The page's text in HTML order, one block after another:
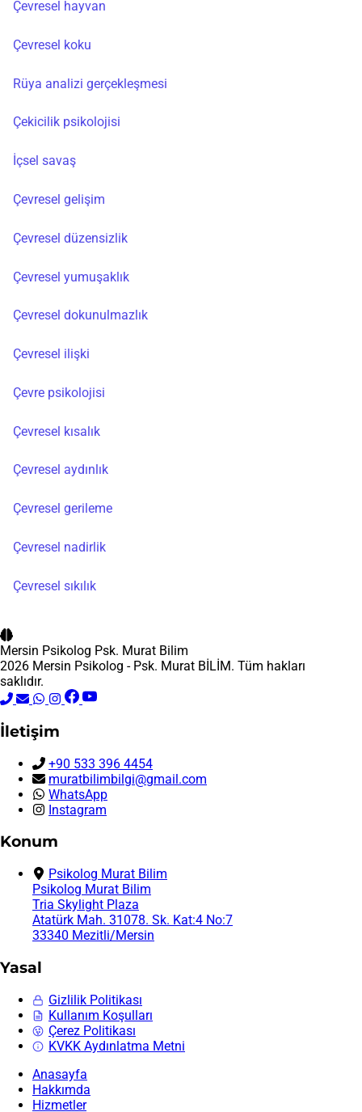
Çevresel hayvan
Çevresel koku
Rüya analizi gerçekleşmesi
Çekicilik psikolojisi
İçsel savaş
Çevresel gelişim
Çevresel düzensizlik
Çevresel yumuşaklık
Çevresel dokunulmazlık
Çevresel ilişki
Çevre psikolojisi
Çevresel kısalık
Çevresel aydınlık
Çevresel gerileme
Çevresel nadirlik
Çevresel sıkılık
Mersin Psikolog Psk. Murat Bilim
2026 Mersin Psikolog - Psk. Murat BİLİM. Tüm hakları
saklıdır.
İletişim
+90 533 396 4454
muratbilimbilgi@gmail.com
WhatsApp
Instagram
Konum
Psikolog Murat Bilim
Psikolog Murat Bilim
Tria Skylight Plaza
Atatürk Mah. 31078. Sk. Kat:4 No:7
33340 Mezitli/Mersin
Yasal
Gizlilik Politikası
Kullanım Koşulları
Çerez Politikası
KVKK Aydınlatma Metni
Anasayfa
Hakkımda
Hizmetler